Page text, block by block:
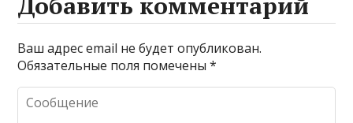
r
a
m
r
р
а
в
и
Ваш адрес email не будет опубликован.
Обязательные поля помечены*